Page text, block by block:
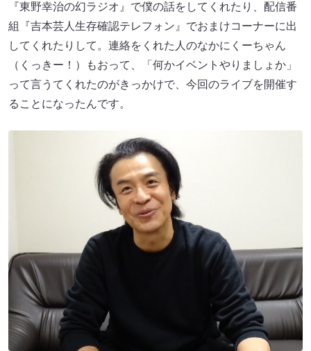
『東野幸治の幻ラジオ』で僕の話をしてくれたり、配信番
組『吉本芸人生存確認テレフォン』でおまけコーナーに出
してくれたりして。連絡をくれた人のなかにくーちゃん
（くっきー！）もおって、「何かイベントやりましょか」
って言うてくれたのがきっかけで、今回のライブを開催す
ることになったんです。